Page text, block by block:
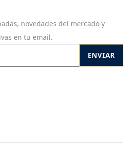
novedades del mercado y
en tu email.
ENVIAR